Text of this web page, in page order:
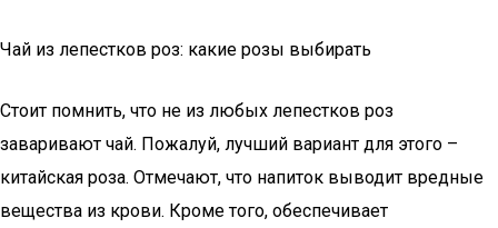
Чай из лепестков роз: какие розы выбирать
Стоит помнить, что не из любых лепестков роз
заваривают чай. Пожалуй, лучший вариант для этого –
китайская роза. Отмечают, что напиток выводит вредные
вещества из крови. Кроме того, обеспечивает